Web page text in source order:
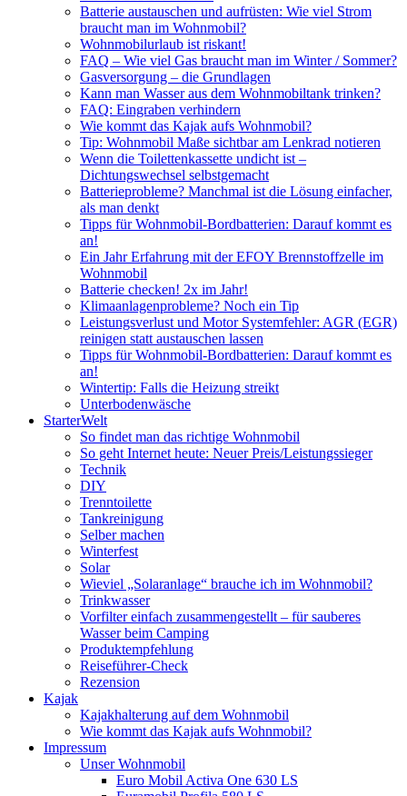
Batterie austauschen und aufrüsten: Wie viel Strom
braucht man im Wohnmobil?
Wohnmobilurlaub ist riskant!
FAQ – Wie viel Gas braucht man im Winter / Sommer?
Gasversorgung – die Grundlagen
Kann man Wasser aus dem Wohnmobiltank trinken?
FAQ: Eingraben verhindern
Wie kommt das Kajak aufs Wohnmobil?
Tip: Wohnmobil Maße sichtbar am Lenkrad notieren
Wenn die Toilettenkassette undicht ist –
Dichtungswechsel selbstgemacht
Batterieprobleme? Manchmal ist die Lösung einfacher,
als man denkt
Tipps für Wohnmobil-Bordbatterien: Darauf kommt es
an!
Ein Jahr Erfahrung mit der EFOY Brennstoffzelle im
Wohnmobil
Batterie checken! 2x im Jahr!
Klimaanlagenprobleme? Noch ein Tip
Leistungsverlust und Motor Systemfehler: AGR (EGR)
reinigen statt austauschen lassen
Tipps für Wohnmobil-Bordbatterien: Darauf kommt es
an!
Wintertip: Falls die Heizung streikt
Unterbodenwäsche
StarterWelt
So findet man das richtige Wohnmobil
So geht Internet heute: Neuer Preis/Leistungssieger
Technik
DIY
Trenntoilette
Tankreinigung
Selber machen
Winterfest
Solar
Wieviel „Solaranlage“ brauche ich im Wohnmobil?
Trinkwasser
Vorfilter einfach zusammengestellt – für sauberes
Wasser beim Camping
Produktempfehlung
Reiseführer-Check
Rezension
Kajak
Kajakhalterung auf dem Wohnmobil
Wie kommt das Kajak aufs Wohnmobil?
Impressum
Unser Wohnmobil
Euro Mobil Activa One 630 LS